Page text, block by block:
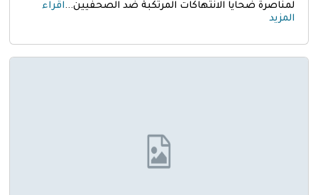
لمناصرة ضحايا الانتهاكات المرتكبة ضد الصحفيين...اقراء
المزيد